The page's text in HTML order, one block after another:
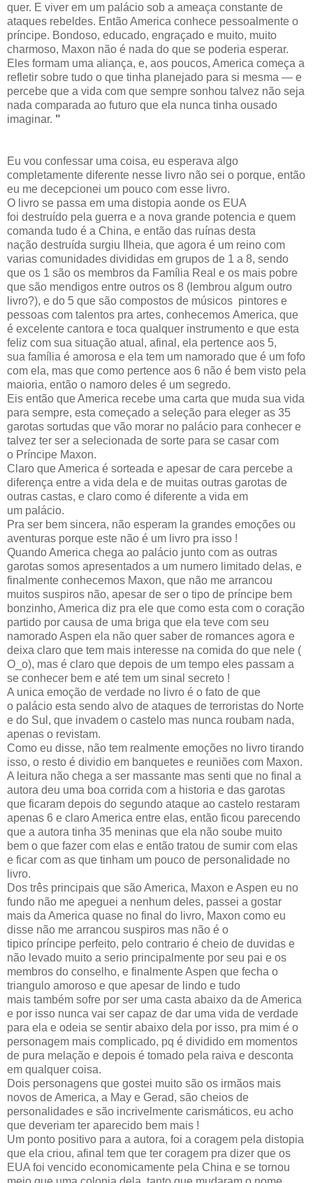
quer. E viver em um palácio sob a ameaça constante de
ataques rebeldes. Então America conhece pessoalmente o
príncipe. Bondoso, educado, engraçado e muito, muito
charmoso, Maxon não é nada do que se poderia esperar.
Eles formam uma aliança, e, aos poucos, America começa a
refletir sobre tudo o que tinha planejado para si mesma — e
percebe que a vida com que sempre sonhou talvez não seja
nada comparada ao futuro que ela nunca tinha ousado
imaginar. "
Eu vou confessar uma coisa, eu esperava algo
completamente diferente nesse livro não sei o porque, então
eu me decepcionei um pouco com esse livro.
O livro se passa em uma distopia aonde os EUA
foi destruído pela guerra e a nova grande potencia e quem
comanda tudo é a China, e então das ruínas desta
nação destruída surgiu Ilheia, que agora é um reino com
varias comunidades divididas em grupos de 1 a 8, sendo
que os 1 são os membros da Família Real e os mais pobre
que são mendigos entre outros os 8 (lembrou algum outro
livro?), e do 5 que são compostos de músicos pintores e
pessoas com talentos pra artes, conhecemos America, que
é excelente cantora e toca qualquer instrumento e que esta
feliz com sua situação atual, afinal, ela pertence aos 5,
sua família é amorosa e ela tem um namorado que é um fofo
com ela, mas que como pertence aos 6 não é bem visto pela
maioria, então o namoro deles é um segredo.
Eis então que America recebe uma carta que muda sua vida
para sempre, esta começado a seleção para eleger as 35
garotas sortudas que vão morar no palácio para conhecer e
talvez ter ser a selecionada de sorte para se casar com
o Príncipe Maxon.
Claro que America é sorteada e apesar de cara percebe a
diferença entre a vida dela e de muitas outras garotas de
outras castas, e claro como é diferente a vida em
um palácio.
Pra ser bem sincera, não esperam la grandes emoções ou
aventuras porque este não é um livro pra isso !
Quando America chega ao palácio junto com as outras
garotas somos apresentados a um numero limitado delas, e
finalmente conhecemos Maxon, que não me arrancou
muitos suspiros não, apesar de ser o tipo de príncipe bem
bonzinho, America diz pra ele que como esta com o coração
partido por causa de uma briga que ela teve com seu
namorado Aspen ela não quer saber de romances agora e
deixa claro que tem mais interesse na comida do que nele (
O_o), mas é claro que depois de um tempo eles passam a
se conhecer bem e até tem um sinal secreto !
A unica emoção de verdade no livro é o fato de que
o palácio esta sendo alvo de ataques de terroristas do Norte
e do Sul, que invadem o castelo mas nunca roubam nada,
apenas o revistam.
Como eu disse, não tem realmente emoções no livro tirando
isso, o resto é dividio em banquetes e reuniões com Maxon.
A leitura não chega a ser massante mas senti que no final a
autora deu uma boa corrida com a historia e das garotas
que ficaram depois do segundo ataque ao castelo restaram
apenas 6 e claro America entre elas, então ficou parecendo
que a autora tinha 35 meninas que ela não soube muito
bem o que fazer com elas e então tratou de sumir com elas
e ficar com as que tinham um pouco de personalidade no
livro.
Dos três principais que são America, Maxon e Aspen eu no
fundo não me apeguei a nenhum deles, passei a gostar
mais da America quase no final do livro, Maxon como eu
disse não me arrancou suspiros mas não é o
tipico príncipe perfeito, pelo contrario é cheio de duvidas e
não levado muito a serio principalmente por seu pai e os
membros do conselho, e finalmente Aspen que fecha o
triangulo amoroso e que apesar de lindo e tudo
mais também sofre por ser uma casta abaixo da de America
e por isso nunca vai ser capaz de dar uma vida de verdade
para ela e odeia se sentir abaixo dela por isso, pra mim é o
personagem mais complicado, pq é dividido em momentos
de pura melação e depois é tomado pela raiva e desconta
em qualquer coisa.
Dois personagens que gostei muito são os irmãos mais
novos de America, a May e Gerad, são cheios de
personalidades e são incrivelmente carismáticos, eu acho
que deveriam ter aparecido bem mais !
Um ponto positivo para a autora, foi a coragem pela distopia
que ela criou, afinal tem que ter coragem pra dizer que os
EUA foi vencido economicamente pela China e se tornou